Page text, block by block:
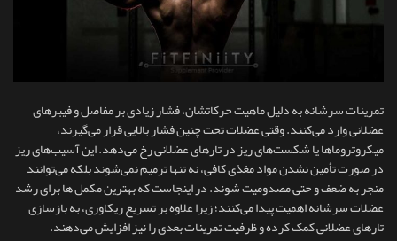
تمرینات سرشانه به دلیل ماهیت حرکاتشان، فشار زیادی بر مفاصل و فیبرهای
عضلانی وارد می‌کنند. وقتی عضلات تحت چنین فشار بالایی قرار می‌گیرند،
میکروتروماها یا شکست‌های ریز در تارهای عضلانی رخ می‌دهد. این آسیب‌های ریز
در صورت تأمین نشدن مواد مغذی کافی، نه‌ تنها ترمیم نمی‌شوند بلکه می‌توانند
منجر به ضعف و حتی مصدومیت شوند. در اینجاست که بهترین مکمل ها برای رشد
عضلات سرشانه اهمیت پیدا می‌کنند؛ زیرا علاوه بر تسریع ریکاوری، به بازسازی
تارهای عضلانی کمک کرده و ظرفیت تمرینات بعدی را نیز افزایش می‌دهند.